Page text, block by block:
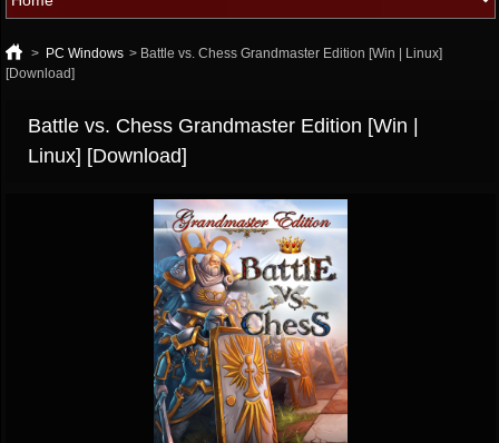
> PC Windows > Battle vs. Chess Grandmaster Edition [Win | Linux]
[Download]
Battle vs. Chess Grandmaster Edition [Win |
Linux] [Download]